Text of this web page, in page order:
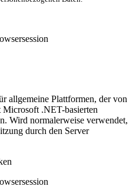
allgemeine Plattformen, der von
.NET-basierten
Wird normalerweise verwendet,
durch den Server